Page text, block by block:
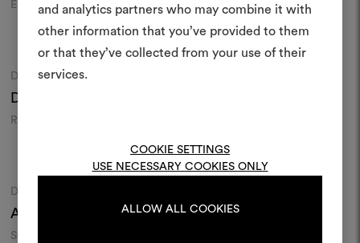
and analytics partners who may combine it with
other information that you’ve provided to them
or that they’ve collected from your use of their
services.
COOKIE SETTINGS
USE NECESSARY COOKIES ONLY
ALLOW ALL COOKIES
Enigmi grafici su raso Stampa su intreccio materico
Colori
DEDAR
Drappo
Raso di seta e lana
Colori
DEDAR
Armand Augustin001
Stampa ombré chiné su lana
Tabulariga Grande
Uno strumento interattivo
e condividere le tue idee,